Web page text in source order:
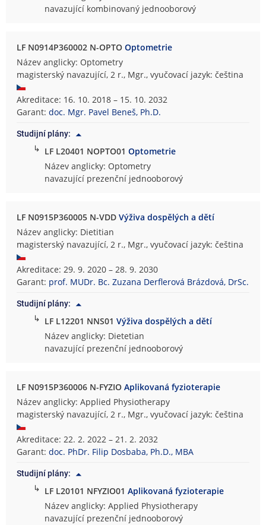
navazující kombinovaný jednooborový
LF N0914P360002 N-OPTOOptometrie
Název anglicky: Optometry
magisterský navazující, 2 r., Mgr., vyučovací jazyk: čeština
Akreditace: 16. 10. 2018 – 15. 10. 2032
Garant:doc. Mgr. Pavel Beneš, Ph.D.
Studijní plány:
↳ LF L20401 NOPTO01Optometrie
Název anglicky: Optometry
navazující prezenční jednooborový
LF N0915P360005 N-VDDVýživa dospělých a dětí
Název anglicky: Dietitian
magisterský navazující, 2 r., Mgr., vyučovací jazyk: čeština
Akreditace: 29. 9. 2020 – 28. 9. 2030
Garant: prof. MUDr. Bc. Zuzana Derflerová Brázdová, DrSc.
Studijní plány:
↳ LF L12201 NNS01Výživa dospělých a dětí
Název anglicky: Dietetian
navazující prezenční jednooborový
LF N0915P360006 N-FYZIOAplikovaná fyzioterapie
Název anglicky: Applied Physiotherapy
magisterský navazující, 2 r., Mgr., vyučovací jazyk: čeština
Akreditace: 22. 2. 2022 – 21. 2. 2032
Garant:doc. PhDr. Filip Dosbaba, Ph.D., MBA
Studijní plány:
↳ LF L20101 NFYZIO01Aplikovaná fyzioterapie
Název anglicky: Applied Physiotherapy
navazující prezenční jednooborový